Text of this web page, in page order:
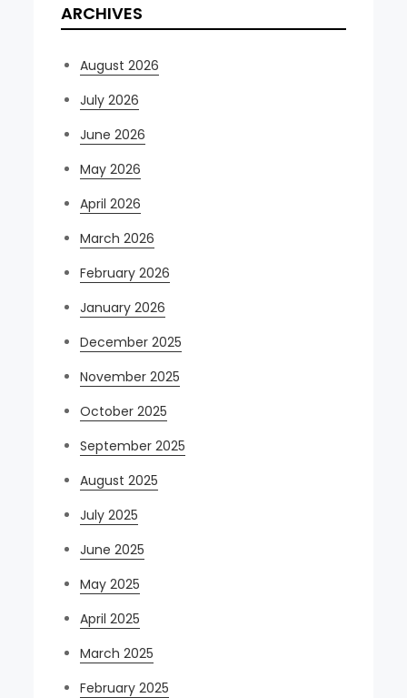
ARCHIVES
August 2026
July 2026
June 2026
May 2026
April 2026
March 2026
February 2026
January 2026
December 2025
November 2025
October 2025
September 2025
August 2025
July 2025
June 2025
May 2025
April 2025
March 2025
February 2025